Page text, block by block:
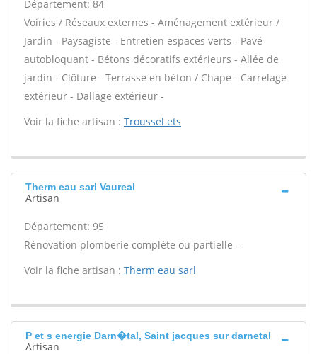
Département: 84
Voiries / Réseaux externes - Aménagement extérieur /
Jardin - Paysagiste - Entretien espaces verts - Pavé
autobloquant - Bétons décoratifs extérieurs - Allée de
jardin - Clôture - Terrasse en béton / Chape - Carrelage
extérieur - Dallage extérieur -
Voir la fiche artisan : Troussel ets
Therm eau sarl Vaureal
Artisan
Département: 95
Rénovation plomberie complète ou partielle -
Voir la fiche artisan : Therm eau sarl
P et s energie Darn�tal, Saint jacques sur darnetal
Artisan